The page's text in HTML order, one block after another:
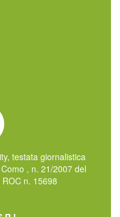
testata giornalistica
, n. 21/2007 del
n. 15698